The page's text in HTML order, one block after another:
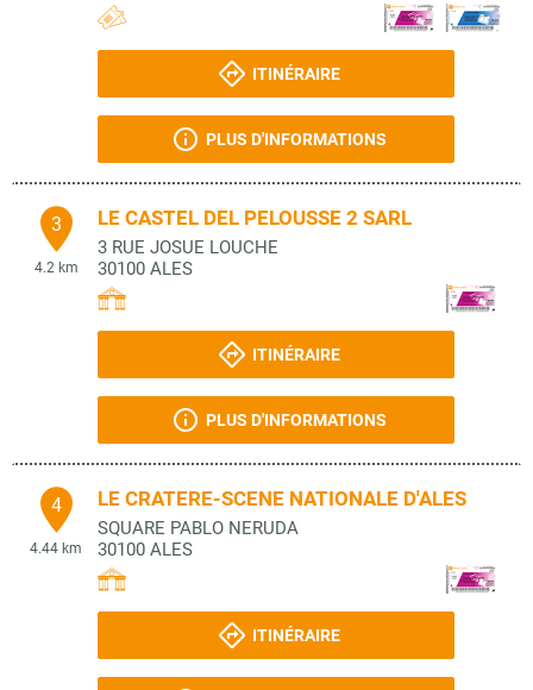
ITINÉRAIRE
PLUS D'INFORMATIONS
3
4.2 km
LE CASTEL DEL PELOUSSE 2 SARL
3 RUE JOSUE LOUCHE
30100 ALES
ITINÉRAIRE
PLUS D'INFORMATIONS
4
4.44 km
LE CRATERE-SCENE NATIONALE D'ALES
SQUARE PABLO NERUDA
30100 ALES
ITINÉRAIRE